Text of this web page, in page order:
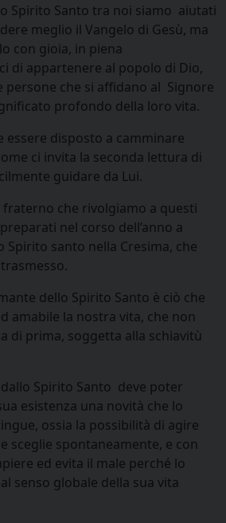
Spirito Santo tra noi siamo aiutati
meglio il Vangelo di Gesù, ma
con gioia, in piena
di appartenere al popolo di Dio,
persone che si affidano al Signore
profondo della loro vita.
essere disposto a camminare
ci invita la seconda lettura di
guidare da Lui.
fraterno che rivolgiamo a questi
nel corso dell’anno a
Spirito santo nella Cresima, che
dello Spirito Santo è ciò che
amabile la nostra vita, che non
di prima, soggetta alla schiavitù
Spirito Santo deve poter
esistenza una novità che lo
ossia la possibilità di agire
sceglie spontaneamente, e con
ed evita il male perché lo
senso globale della sua vita